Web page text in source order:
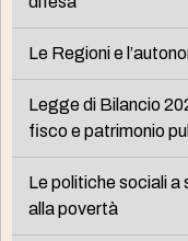
Le Regioni e
Legge di Bilancio
fisco e patrimonio
Le politiche sociali
alla povertà